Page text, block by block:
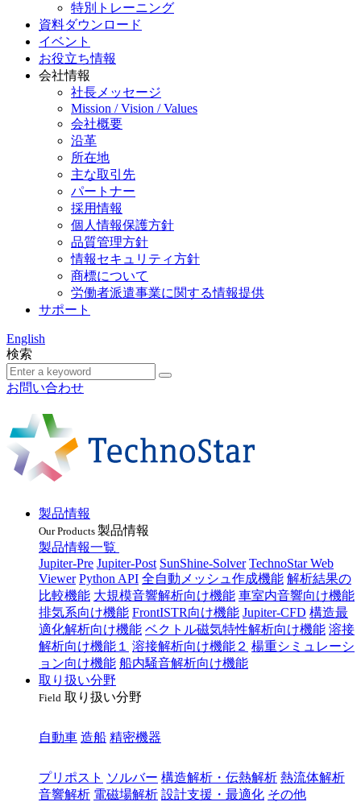
特別トレーニング
資料ダウンロード
イベント
お役立ち情報
会社情報
社長メッセージ
Mission / Vision / Values
会社概要
沿革
所在地
主な取引先
パートナー
採用情報
個人情報保護方針
品質管理方針
情報セキュリティ方針
商標について
労働者派遣事業に関する情報提供
サポート
English
検索
お問い合わせ
製品情報
Our Products 製品情報
製品情報一覧
Jupiter-Pre Jupiter-Post SunShine-Solver TechnoStar Web
Viewer Python API 全自動メッシュ作成機能 解析結果の
比較機能 大規模音響解析向け機能 車室内音響向け機能
排気系向け機能 FrontISTR向け機能 Jupiter-CFD 構造最
適化解析向け機能 ベクトル磁気特性解析向け機能 溶接
解析向け機能１
溶接解析向け機能２ 楊重シミュレーシ
ョン向け機能 船内騒音解析向け機能
取り扱い分野
Field 取り扱い分野
自動車 造船 精密機器
プリポスト ソルバー 構造解析・伝熱解析 熱流体解析
音響解析 電磁場解析 設計支援・最適化 その他